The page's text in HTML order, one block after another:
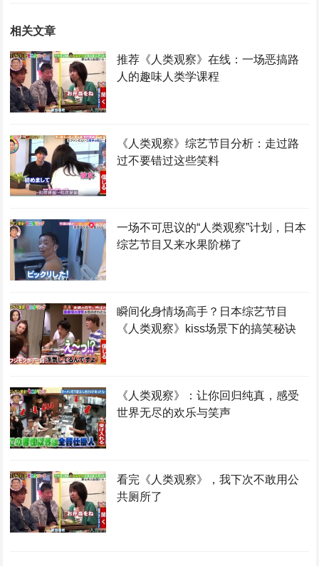
相关文章
推荐《人类观察》在线：一场恶搞路
人的趣味人类学课程
《人类观察》综艺节目分析：走过路
过不要错过这些笑料
一场不可思议的“人类观察”计划，日本
综艺节目又来水果阶梯了
瞬间化身情场高手？日本综艺节目
《人类观察》kiss场景下的搞笑秘诀
《人类观察》：让你回归纯真，感受
世界无尽的欢乐与笑声
看完《人类观察》，我下次不敢用公
共厕所了